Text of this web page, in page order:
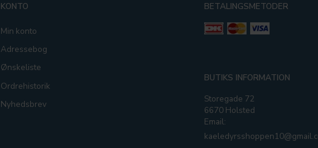
KONTO
Min konto
Adressebog
Ønskeliste
Ordrehistorik
Nyhedsbrev
BETALINGSMETODER
BUTIKS INFORMATION
Storegade 72
6670 Holsted
Email: